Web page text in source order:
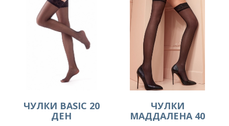
ЧУЛКИ BASIC 20
ДЕН
ЧУЛКИ
МАДДАЛЕНА 40